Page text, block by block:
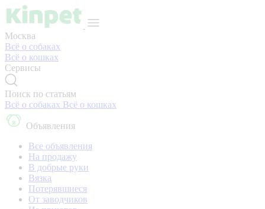
Москва
Всё о собаках
Всё о кошках
Сервисы
Поиск по статьям
Всё о собаках Всё о кошках
Объявления
Все объявления
На продажу
В добрые руки
Вязка
Потерявшиеся
От заводчиков